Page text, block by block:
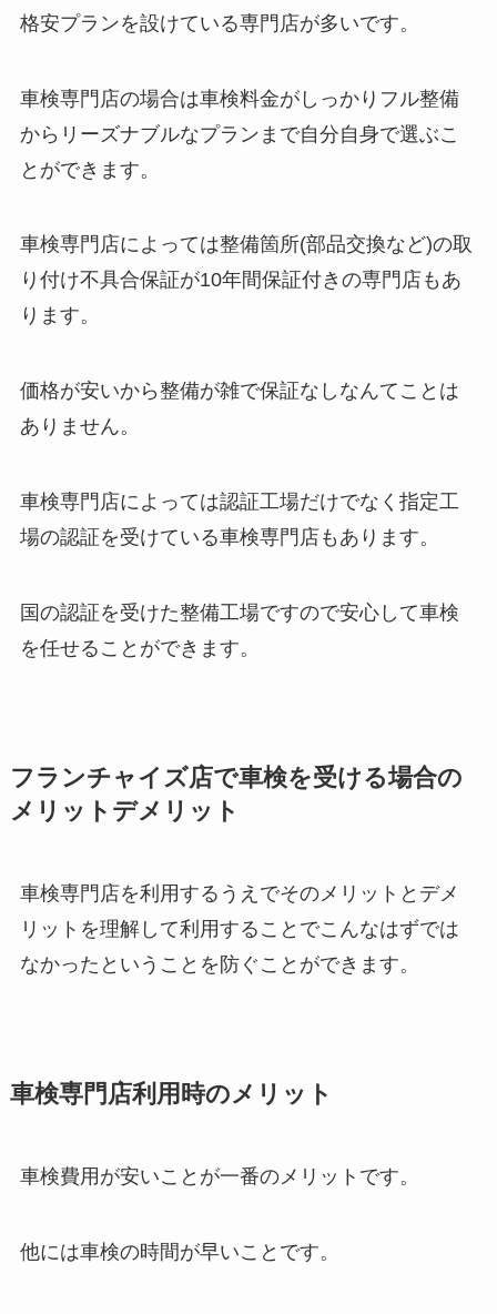
格安プランを設けている専門店が多いです。
車検専門店の場合は車検料金がしっかりフル整備
からリーズナブルなプランまで自分自身で選ぶこ
とができます。
車検専門店によっては整備箇所(部品交換など)の取
り付け不具合保証が10年間保証付きの専門店もあ
ります。
価格が安いから整備が雑で保証なしなんてことは
ありません。
車検専門店によっては認証工場だけでなく指定工
場の認証を受けている車検専門店もあります。
国の認証を受けた整備工場ですので安心して車検
を任せることができます。
フランチャイズ店で車検を受ける場合の
メリットデメリット
車検専門店を利用するうえでそのメリットとデメ
リットを理解して利用することでこんなはずでは
なかったということを防ぐことができます。
車検専門店利用時のメリット
車検費用が安いことが一番のメリットです。
他には車検の時間が早いことです。